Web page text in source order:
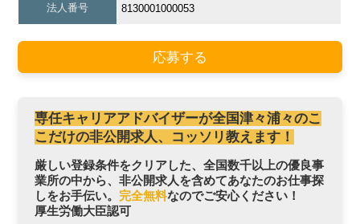
法人番号 8130001000053
応募する
専任キャリアアドバイザーが全国津々浦々のこ
こだけの非公開求人、コッソリ教えます！
厳しい登録条件をクリアした、全国数千以上の優良事
業所の中から、非公開求人を含めてあなたのお仕事探
しをお手伝い。 完全無料なのでご安心ください！
厚生労働大臣認可